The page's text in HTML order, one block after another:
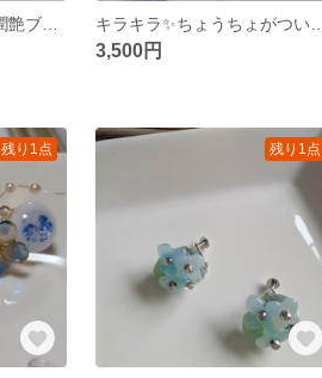
3,500円
残り1点 残り1点